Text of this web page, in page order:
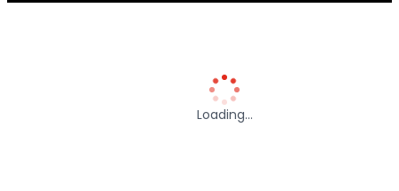
Loading…